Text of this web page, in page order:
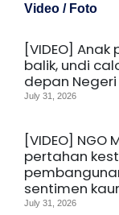
Video / Foto
[VIDEO]
balik, undi
depan
July 31, 2026
[VIDEO] NGO
pertahan
sentimen
July 31, 2026